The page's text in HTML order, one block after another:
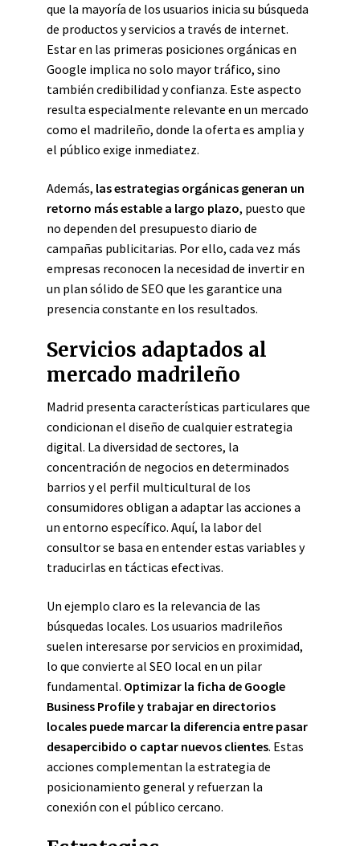
que la mayoría de los usuarios inicia su búsqueda
de productos y servicios a través de internet.
Estar en las primeras posiciones orgánicas en
Google implica no solo mayor tráfico, sino
también credibilidad y confianza. Este aspecto
resulta especialmente relevante en un mercado
como el madrileño, donde la oferta es amplia y
el público exige inmediatez.
Además, las estrategias orgánicas generan un
retorno más estable a largo plazo, puesto que
no dependen del presupuesto diario de
campañas publicitarias. Por ello, cada vez más
empresas reconocen la necesidad de invertir en
un plan sólido de SEO que les garantice una
presencia constante en los resultados.
Servicios adaptados al
mercado madrileño
Madrid presenta características particulares que
condicionan el diseño de cualquier estrategia
digital. La diversidad de sectores, la
concentración de negocios en determinados
barrios y el perfil multicultural de los
consumidores obligan a adaptar las acciones a
un entorno específico. Aquí, la labor del
consultor se basa en entender estas variables y
traducirlas en tácticas efectivas.
Un ejemplo claro es la relevancia de las
búsquedas locales. Los usuarios madrileños
suelen interesarse por servicios en proximidad,
lo que convierte al SEO local en un pilar
fundamental. Optimizar la ficha de Google
Business Profile y trabajar en directorios
locales puede marcar la diferencia entre pasar
desapercibido o captar nuevos clientes. Estas
acciones complementan la estrategia de
posicionamiento general y refuerzan la
conexión con el público cercano.